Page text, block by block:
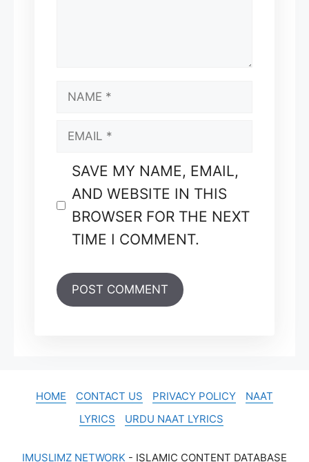
NAME
EMAIL
SAVE MY NAME, EMAIL,
AND WEBSITE IN THIS
BROWSER FOR THE NEXT
TIME I COMMENT.
HOME CONTACT US PRIVACY POLICY
NAAT
LYRICS
URDU NAAT LYRICS
IMUSLIMZ NETWORK - ISLAMIC CONTENT DATABASE